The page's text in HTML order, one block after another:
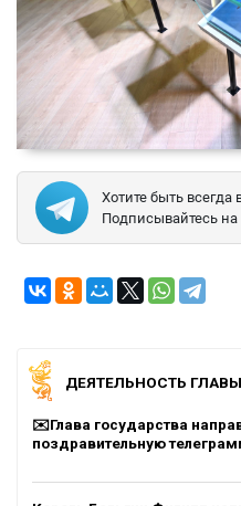
Хотите быть всегда
Подписывайтесь
ДЕЯТЕЛЬНОСТЬ
✉️Глава государства
поздравительную